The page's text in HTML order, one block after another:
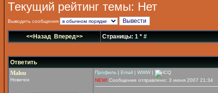
Текущий рейтинг темы: Нет
Выводить сообщения
<<Назад Вперед>> Страницы: 1 * #
Ответить
Malou
Новичок
Профиль | Email | WWW|
NEW! Сообщение отправлено: 3 июня 2007 21:34